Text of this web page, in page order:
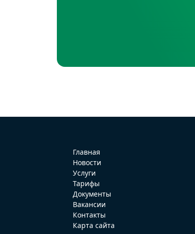
Главная
Новости
Услуги
Тарифы
Документы
Вакансии
Контакты
Карта сайта